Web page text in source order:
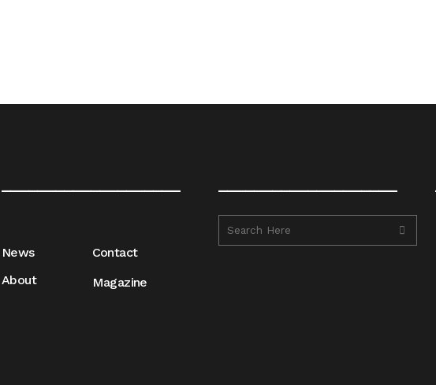
News
About
Contact
Magazine